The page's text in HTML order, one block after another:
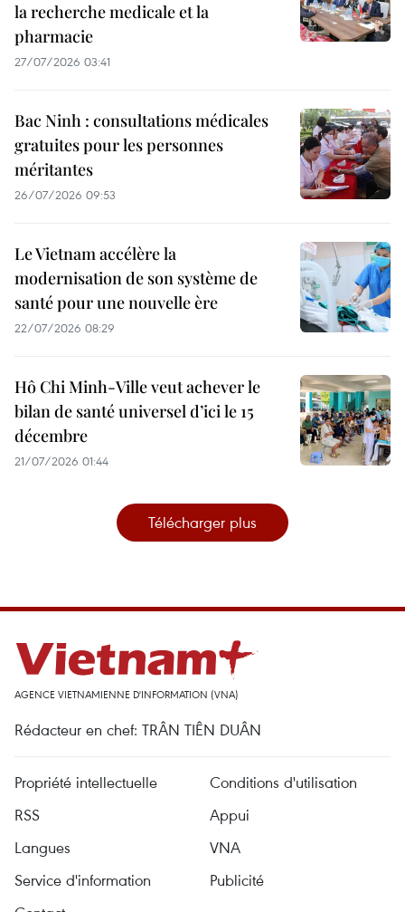
la recherche medicale et la
pharmacie
27/07/2026 03:41
Bac Ninh : consultations médicales
gratuites pour les personnes
méritantes
26/07/2026 09:53
Le Vietnam accélère la
modernisation de son système de
santé pour une nouvelle ère
22/07/2026 08:29
Hô Chi Minh-Ville veut achever le
bilan de santé universel d’ici le 15
décembre
21/07/2026 01:44
Télécharger plus
AGENCE VIETNAMIENNE D'INFORMATION (VNA)
Rédacteur en chef: TRÂN TIÊN DUÂN
Propriété intellectuelle
Conditions d'utilisation
RSS
Appui
Langues
VNA
Service d'information
Publicité